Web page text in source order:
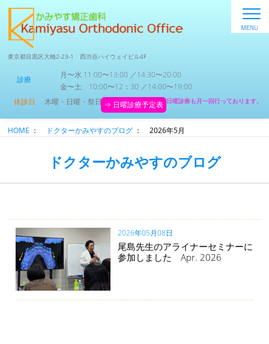
東京都目黒区大橋2-23-1 西渋谷ハイウェイビル4F
診療
月〜水 11:00〜13:00 ／14:30〜20:00
金〜土 10:00〜12：30 ／14:00〜19:00
休診日
木曜・日曜・祭日 ⇒ 日曜診療予定表 日曜診療も月一回行っております。
HOME ： ドクターかみやすのブログ ： 2026年5月
ドクターかみやすのブログ
2026年05月08日
尾島先生のアライナーセミナーに
参加しました Apr. 2026